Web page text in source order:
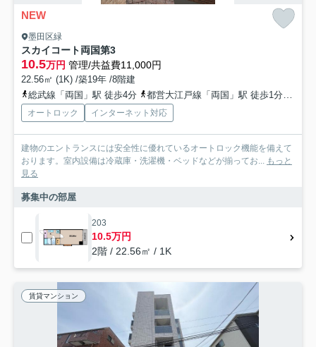
NEW
墨田区緑
スカイコート両国第3
10.5万円 管理/共益費11,000円
22.56㎡ (1K) /築19年 /8階建
総武線「両国」駅 徒歩4分
都営大江戸線「両国」駅 徒歩1分
オートロック インターネット対応
建物のエントランスには安全性に優れているオートロック機能を備えて
おります。室内設備は冷蔵庫・洗濯機・ベッドなどが揃ってお... もっと
見る
募集中の部屋
203
10.5万円
2階 / 22.56㎡ / 1K
賃貸マンション